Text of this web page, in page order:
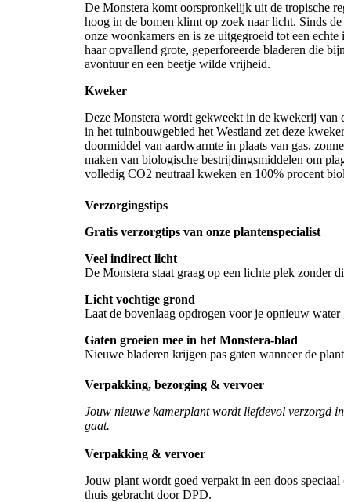
De Monstera komt oorspronkelijk uit de tropische
hoog in de bomen klimt op zoek naar licht. Sinds
onze woonkamers en is ze uitgegroeid tot een
haar opvallend grote, geperforeerde bladeren die
avontuur en een beetje wilde vrijheid.
Kweker
Deze Monstera wordt gekweekt in de kwekerij van
in het tuinbouwgebied het Westland zet deze
doormiddel van aardwarmte in plaats van gas,
maken van biologische bestrijdingsmiddelen om
volledig CO2 neutraal kweken en 100% procent
Verzorgingstips
Gratis verzorgtips van onze plantenspecialist
Veel indirect licht
De Monstera staat graag op een lichte plek zonder
Licht vochtige grond
Laat de bovenlaag opdrogen voor je opnieuw
Gaten groeien mee in het Monstera-blad
Nieuwe bladeren krijgen pas gaten wanneer de
Verpakking, bezorging & vervoer
Jouw nieuwe kamerplant wordt liefdevol verzorgd
gaat.
Verpakking & vervoer
Jouw plant wordt goed verpakt in een doos
thuis gebracht door DPD.